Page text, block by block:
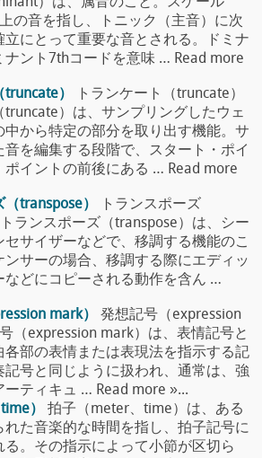
の音を指し、トニック（主音）に次
立にとって重要な音とされる。ドミナ
ナント7thコードを意味 … Read more
truncate）
トランケート（truncate）
truncate）は、サンプリングしたウェ
中から特定の部分を取り出す機能。サ
音を編集する段階で、スタート・ポイ
ポイントの前後にある … Read more
（transpose）
トランスポーズ
トランスポーズ（transpose）は、シー
セサイザーなどで、移調する機能のこ
ンサーの場合、移調する際にエディッ
などにコピーされる動作を含ん …
mark）
発想記号（expression
（expression mark）は、表情記号と
各部の表情または表現法を指示する記
記号と同じように扱われ、通常は、強
ーティキュ … Read more »...
）
拍子（meter、time）は、ある
れた音楽的な時間を指し、拍子記号に
る。その指示によって小節が区切ら